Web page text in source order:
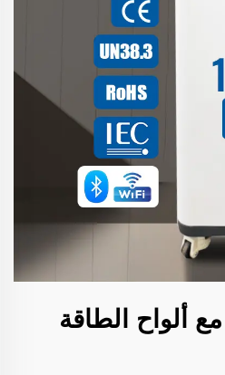
ألواح الطاقة